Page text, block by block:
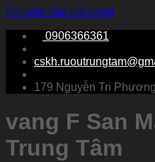
Chuyển đến nội dung
0906366361
179 Nguyễn Tri
vang F San
Trung Tâm